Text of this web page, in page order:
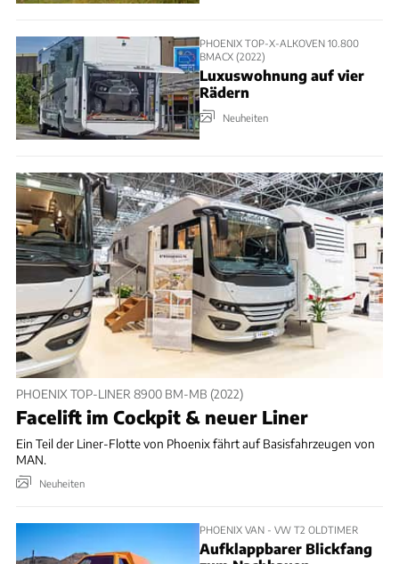
PHOENIX TOP-X-ALKOVEN 10.800
BMACX (2022)
Luxuswohnung auf vier
Rädern
Neuheiten
PHOENIX TOP-LINER 8900 BM-MB (2022)
Facelift im Cockpit & neuer Liner
Ein Teil der Liner-Flotte von Phoenix fährt auf Basisfahrzeugen von
MAN.
Neuheiten
PHOENIX VAN - VW T2 OLDTIMER
Aufklappbarer Blickfang